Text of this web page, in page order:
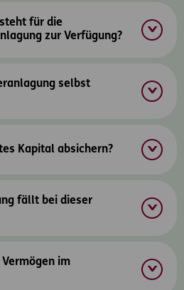
für die
zur Verfügung?
selbst
Kapital absichern?
fällt bei dieser
im